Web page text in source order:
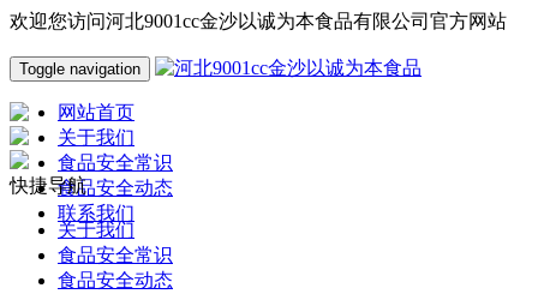
欢迎您访问河北9001cc金沙以诚为本食品有限公司官方网站
Toggle navigation
网站首页
关于我们
食品安全常识
食品安全动态
联系我们
快捷导航
关于我们
食品安全常识
食品安全动态